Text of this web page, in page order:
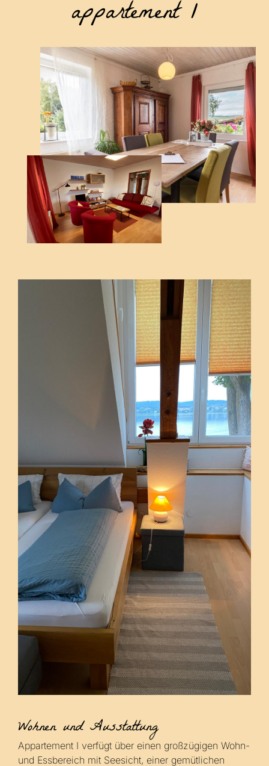
appartement 1
Wohnen und Ausstattung
Appartement I verfügt über einen großzügigen Wohn-
und Essbereich mit Seesicht, einer gemütlichen